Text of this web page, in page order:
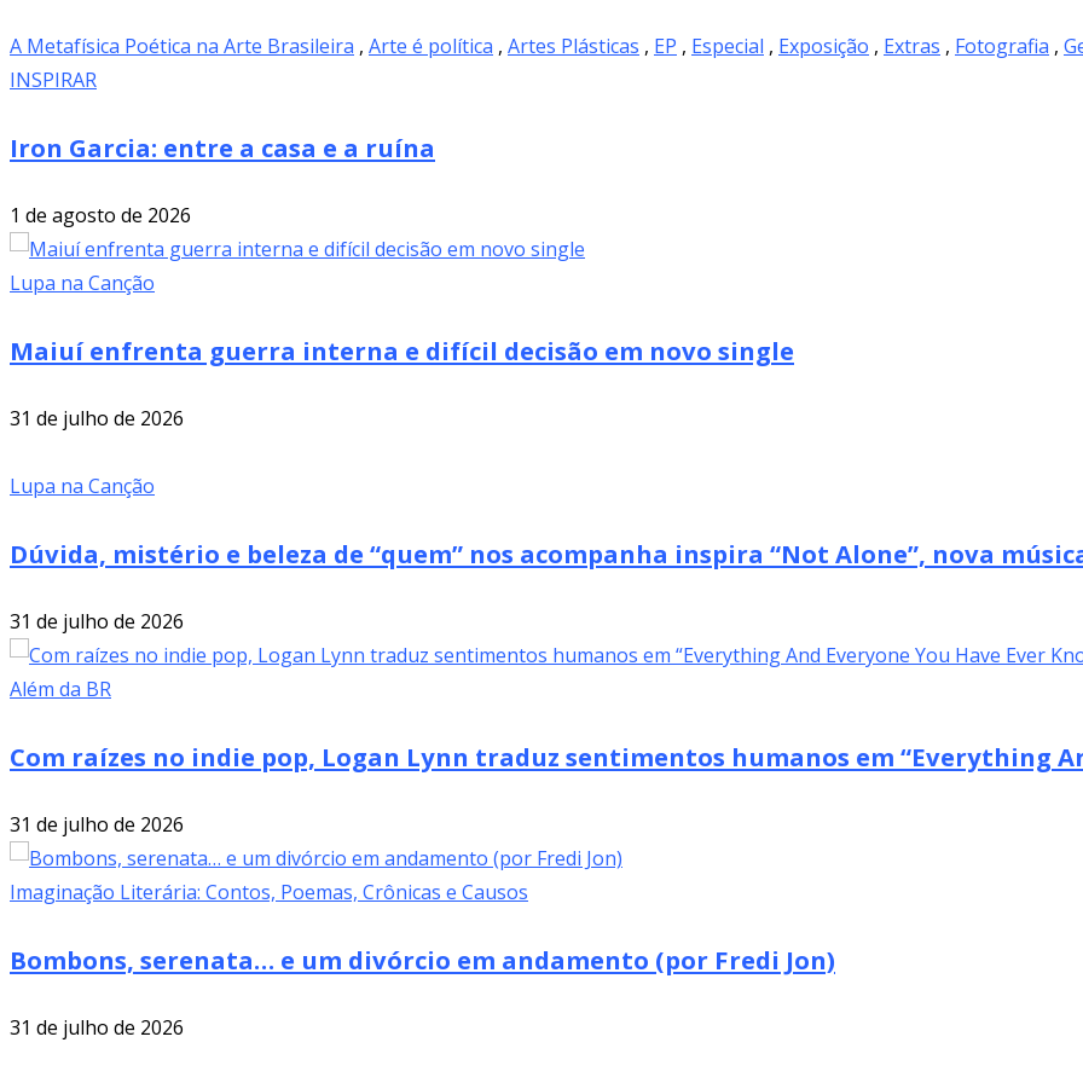
A Metafísica Poética na Arte Brasileira , Arte é política , Artes Plásticas , EP , Especial , Exposição , Extras , Fotografia ,
INSPIRAR
Iron Garcia: entre a casa e a ruína
1 de agosto de 2026
Lupa na Canção
Maiuí enfrenta guerra interna e difícil decisão em novo single
31 de julho de 2026
Lupa na Canção
Dúvida, mistério e beleza de “quem” nos acompanha inspira “Not Alone”, nova
31 de julho de 2026
Além da BR
Com raízes no indie pop, Logan Lynn traduz sentimentos humanos em “Everything
31 de julho de 2026
Imaginação Literária: Contos, Poemas, Crônicas e Causos
Bombons, serenata… e um divórcio em andamento (por Fredi Jon)
31 de julho de 2026